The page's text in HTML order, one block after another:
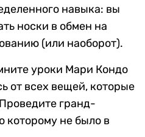
навыка: вы
носки в обмен на
(или наоборот).
уроки Мари Кондо
от всех вещей, которые
гранд-
которому не было в